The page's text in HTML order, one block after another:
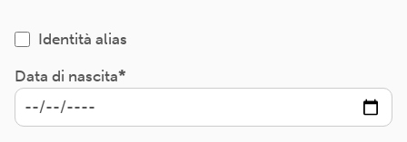
Identità alias
Data di nascita